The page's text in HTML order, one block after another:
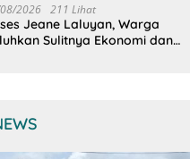
2026 211 Lihat
Jeane Laluyan, Warga
Sulitnya Ekonomi dan